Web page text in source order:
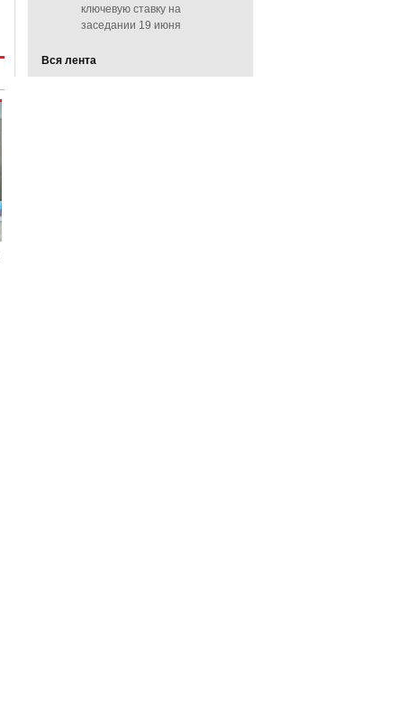
ключевую ставку на
заседании 19 июня
Вся лента